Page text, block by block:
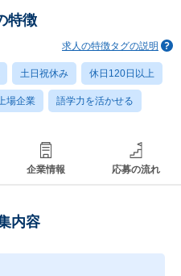
特徴
求人の特徴タグの説明
土日祝休み 休日120日以上
場企業 語学力を活かせる
企業情報 応募の流れ
内容